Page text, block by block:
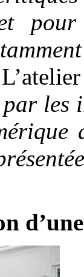
par les